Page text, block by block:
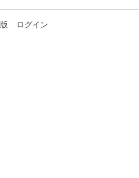
ログイン